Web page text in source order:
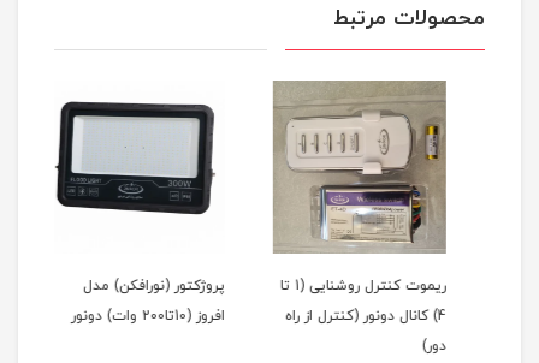
محصولات مرتبط
ریموت کنترل روشنایی (1 تا
4) کانال دونور (کنترل از راه
دور)
پروژکتور (نورافکن) مدل
افروز (10تا200 وات) دونور